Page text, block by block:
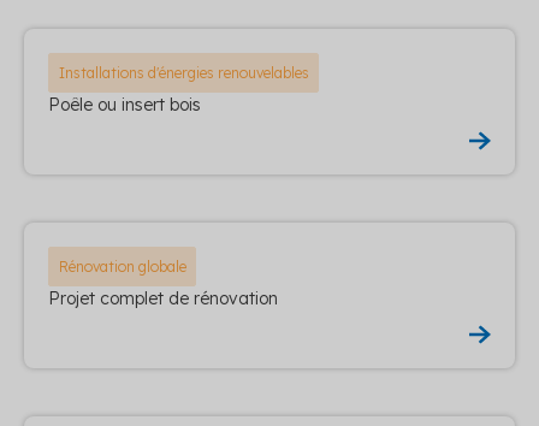
Installations d'énergies renouvelables
Poêle ou insert bois
Rénovation globale
Projet complet de rénovation